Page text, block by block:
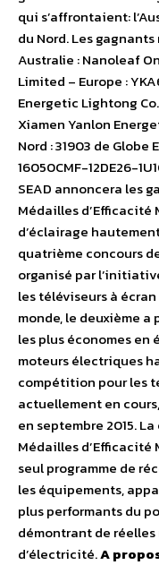
qui s’affrontaient:
du Nord. Les
Australie : Nanoleaf
Limited – Europe :
Energetic Lightong
Xiamen Yanlon
Nord : 31903 de Globe
16050CMF-12DE26-
SEAD annoncera les
Médailles
d’éclairage
quatrième concours
organisé par
les téléviseurs à
monde, le deuxième
les plus économes en
moteurs électriques
compétition pour les
actuellement en
en septembre 2015.
Médailles d’Efficacité
seul programme de
les équipements,
plus performants du
démontrant de
d’électricité.A